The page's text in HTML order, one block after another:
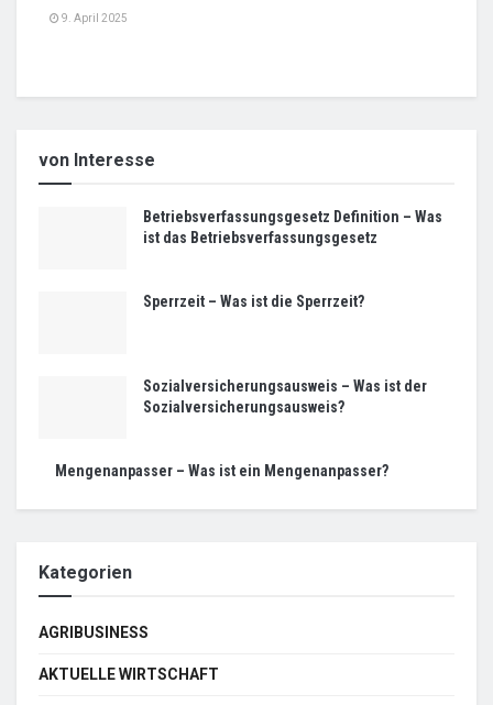
9. April 2025
von Interesse
Betriebsverfassungsgesetz Definition – Was
ist das Betriebsverfassungsgesetz
Sperrzeit – Was ist die Sperrzeit?
Sozialversicherungsausweis – Was ist der
Sozialversicherungsausweis?
Mengenanpasser – Was ist ein Mengenanpasser?
Kategorien
AGRIBUSINESS
AKTUELLE WIRTSCHAFT